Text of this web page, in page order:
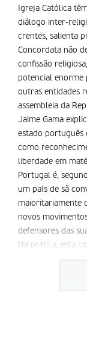
Igreja Católica
diálogo inter-
crentes, salienta
Concordata não
confissão
potencial enorme
outras entidades
assembleia da
Jaime Gama
estado português
como
liberdade em
Portugal é,
um país de sã
maioritariamente
novos
defensores das
Na prática, esta
Jaime Gama,